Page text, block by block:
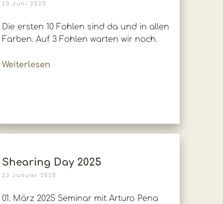
20 Juni 2025
Die ersten 10 Fohlen sind da und in allen
Farben. Auf 3 Fohlen warten wir noch.
Weiterlesen
Shearing Day 2025
23 Januar 2025
01. März 2025 Seminar mit Arturo Pena